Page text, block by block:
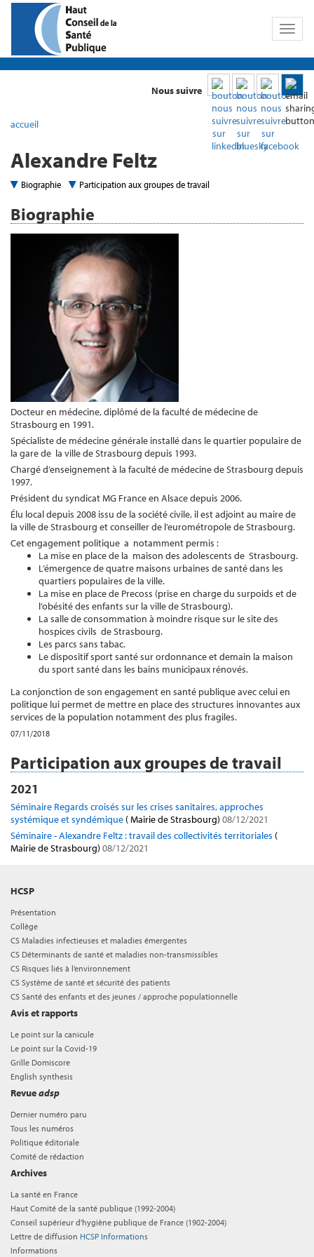
Toggle
Nous suivre
accueil
Alexandre Feltz
Biographie Participation aux groupes de travail
Biographie
Docteur en médecine, diplômé de la faculté de médecine de
Strasbourg en 1991.
Spécialiste de médecine générale installé dans le quartier populaire de
la gare de la ville de Strasbourg depuis 1993.
Chargé d’enseignement à la faculté de médecine de Strasbourg depuis
1997.
Président du syndicat MG France en Alsace depuis 2006.
Élu local depuis 2008 issu de la société civile, il est adjoint au maire de
la ville de Strasbourg et conseiller de l’eurométropole de Strasbourg.
Cet engagement politique a notamment permis :
La mise en place de la maison des adolescents de Strasbourg.
L’émergence de quatre maisons urbaines de santé dans les
quartiers populaires de la ville.
La mise en place de Precoss (prise en charge du surpoids et de
l’obésité des enfants sur la ville de Strasbourg).
La salle de consommation à moindre risque sur le site des
hospices civils de Strasbourg.
Les parcs sans tabac.
Le dispositif sport santé sur ordonnance et demain la maison
du sport santé dans les bains municipaux rénovés.
La conjonction de son engagement en santé publique avec celui en
politique lui permet de mettre en place des structures innovantes aux
services de la population notamment des plus fragiles.
07/11/2018
Participation aux groupes de travail
2021
Séminaire Regards croisés sur les crises sanitaires, approches
systémique et syndémique ( Mairie de Strasbourg) 08/12/2021
Séminaire - Alexandre Feltz : travail des collectivités territoriales (
Mairie de Strasbourg) 08/12/2021
HCSP
Présentation
Collège
CS Maladies infectieuses et maladies émergentes
CS Déterminants de santé et maladies non-transmissibles
CS Risques liés à l’environnement
CS Système de santé et sécurité des patients
CS Santé des enfants et des jeunes / approche populationnelle
Avis et rapports
Le point sur la canicule
Le point sur la Covid-19
Grille Domiscore
English synthesis
Revueadsp
Dernier numéro paru
Tous les numéros
Politique éditoriale
Comité de rédaction
Archives
La santé en France
Haut Comité de la santé publique (1992-2004)
Conseil supérieur d'hygiène publique de France (1902-2004)
Lettre de diffusion HCSP Informations
Informations